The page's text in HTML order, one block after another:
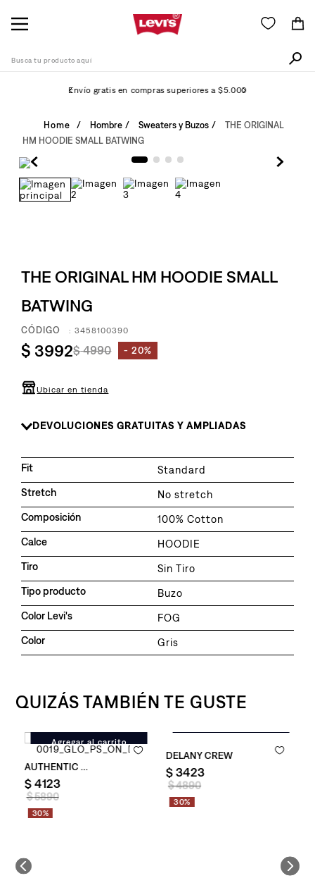
Envío gratis en compras superiores a $5.000
Hombre Sweaters y Buzos
THE ORIGINAL
HM HOODIE SMALL BATWING
THE ORIGINAL HM HOODIE SMALL
BATWING
:3458100390
$ 3992$ 4990 20%
Ubicar en tienda
DEVOLUCIONES GRATUITAS Y AMPLIADAS
Fit
Standard
Stretch
No stretch
Composición
100% Cotton
Calce
HOODIE
Tiro
Sin Tiro
Tipo producto
Buzo
Color Levi's
FOG
Color
Gris
QUIZÁS TAMBIÉN TE GUSTE
Agregar al carrito
Authentic Hoodie Garment Dye
$ 4123
$ 5890
30%
Sweater Levi's® Delany Crew
$3423
$ 4890
30%
Términos Más Buscados
2.
. 501
. 510
. baggy